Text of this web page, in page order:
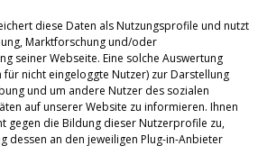
diese Daten als Nutzungsprofile und nutzt
Marktforschung und/oder
seiner Webseite. Eine solche Auswertung
nicht eingeloggte Nutzer) zur Darstellung
und um andere Nutzer des sozialen
auf unserer Website zu informieren. Ihnen
gegen die Bildung dieser Nutzerprofile zu,
dessen an den jeweiligen Plug-in-Anbieter